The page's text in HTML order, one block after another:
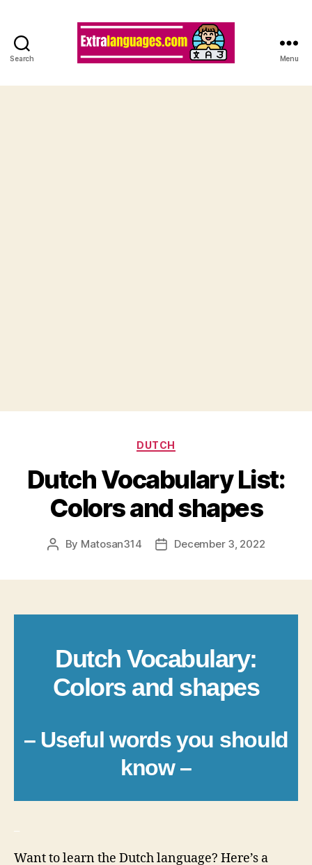
Search Menu
Categories
DUTCH
Dutch Vocabulary List:
Colors and shapes
Post
By Matosan314
PostDecember 3, 2022
Dutch Vocabulary:
Colors and shapes
– Useful words you should
know –
Want to learn the Dutch language? Here’s a